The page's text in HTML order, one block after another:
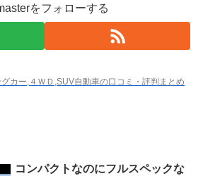
をフォローする
カー,４ＷＤ,SUV自動車の口コミ・評判まとめ
コンパクトなのにフルスペックな